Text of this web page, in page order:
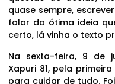
quase sempre,
falar da ótima ideia
certo, lá vinha o texto
Na sexta-feira, 9 de
Xapuri 81, pela
para cuidar de tudo.